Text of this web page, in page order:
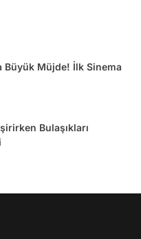
Büyük Müjde! İlk Sinema
Bulaşıkları